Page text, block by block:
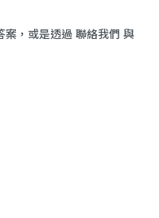
案，或是透過 聯絡我們 與